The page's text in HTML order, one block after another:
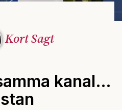
Kort Sagt
kanal…